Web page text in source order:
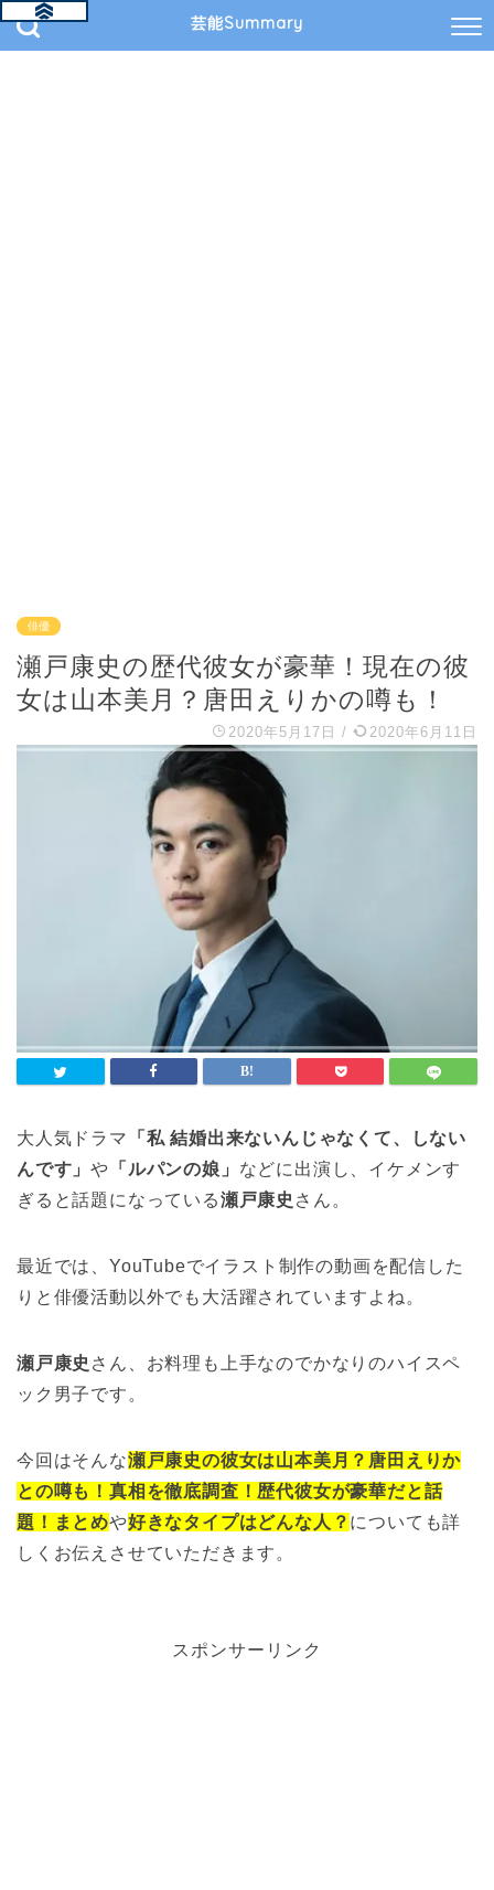
芸能Summary
俳優
瀬戸康史の歴代彼女が豪華！現在の彼
女は山本美月？唐田えりかの噂も！
2020年5月17日 / 2020年6月11日
大人気ドラマ
「私 結婚出来ないんじゃなくて、しない
んです」や 「ルパンの娘」 などに出演し、イケメンす
ぎると話題になっている瀬戸康史 さん。
最近では、YouTubeでイラスト制作の動画を配信した
りと俳優活動以外でも大活躍されていますよね。
瀬戸康史 さん、お料理も上手なのでかなりのハイスペ
ック男子です。
今回はそんな瀬戸康史の彼女は山本美月？唐田えりか
との噂も！真相を徹底調査！歴代彼女が豪華だと話
題！まとめや好きなタイプはどんな人？ についても詳
しくお伝えさせていただきます。
スポンサーリンク